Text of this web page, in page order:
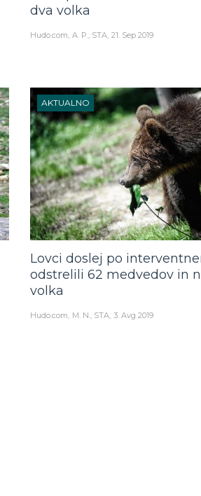
dva volka
Hudo.com A. P., STA 21. Sep 2019
AKTUALNO
Lovci doslej po
odstrelili 62 medvedov in
volka
Hudo.com M. N., STA 3. Avg 2019